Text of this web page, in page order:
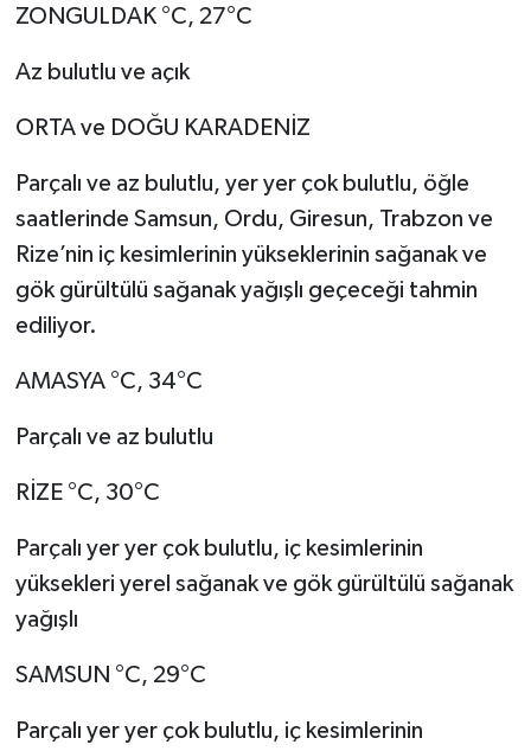
ZONGULDAK °C, 27°C
Az bulutlu ve açık
ORTA ve DOĞU KARADENİZ
Parçalı ve az bulutlu, yer yer çok bulutlu, öğle
saatlerinde Samsun, Ordu, Giresun, Trabzon ve
Rize’nin iç kesimlerinin yükseklerinin sağanak ve
gök gürültülü sağanak yağışlı geçeceği tahmin
ediliyor.
AMASYA °C, 34°C
Parçalı ve az bulutlu
RİZE °C, 30°C
Parçalı yer yer çok bulutlu, iç kesimlerinin
yüksekleri yerel sağanak ve gök gürültülü sağanak
yağışlı
SAMSUN °C, 29°C
Parçalı yer yer çok bulutlu, iç kesimlerinin